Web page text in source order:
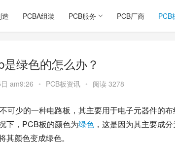
造 PCBA组装 PCB服务 PCB厂商 PCB
绿色的怎么办？
am9:26 • PCB板资讯 • 阅读 3278
可少的一种电路板，其主要用于电子元器件的
下，PCB板的颜色为绿色 ，这是因为其主要成
其颜色变成绿色。